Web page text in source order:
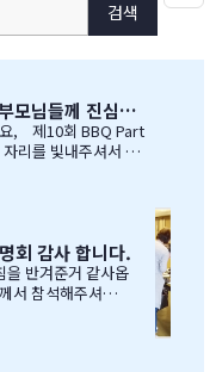
검색
제10회_ BBQ PARTY 참석해주신 학부모님들께 진심으로 감사드립니다
모님들은 아주 아주
A 에서 I
준비에 음식준비
(?)이 무엇인지? 고
회 감사 합니다.
을 반겨준거 같사옵
서 참석해주셔서
다. 멀리서 남아